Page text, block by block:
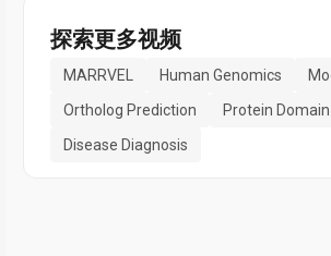
探索更多视频
MARRVEL Human Genomics
Ortholog Prediction
Protein
Disease Diagnosis